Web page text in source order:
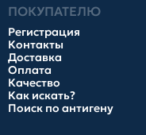
ПОКУПАТЕЛЮ
Регистрация
Контакты
Доставка
Оплата
Качество
Как искать?
Поиск по антигену